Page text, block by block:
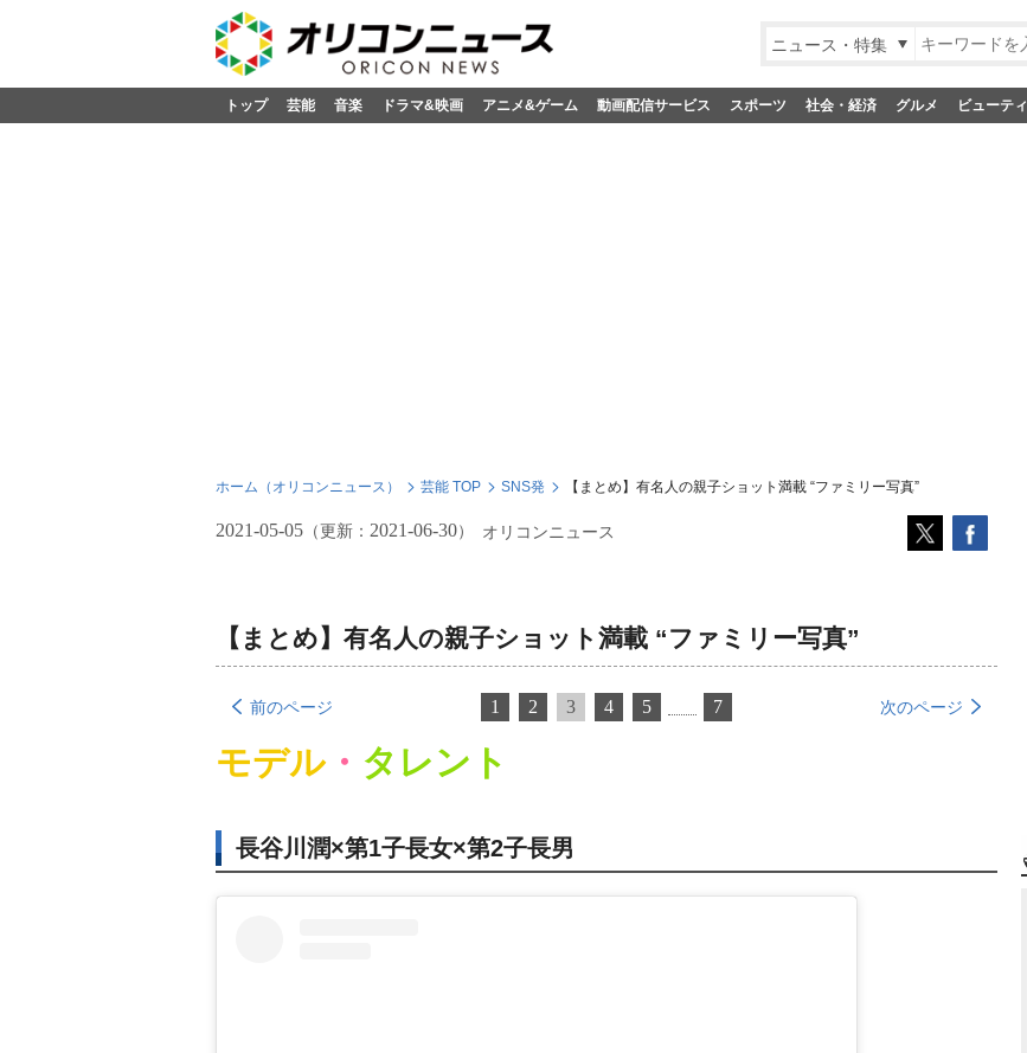
ニュース・特集
トップ 芸能 音楽 ドラマ&映画 アニメ&ゲーム 動画配信サービス スポーツ 社会・経済 グルメ ビューティ
ホーム（オリコンニュース） 芸能 TOP SNS発 【まとめ】有名人の親子ショット満載 “ファミリー写真”
2021-05-05 （更新： 2021-06-30） オリコンニュース
【まとめ】有名人の親子ショット満載 “ファミリー写真”
前のページ 1 2 3 4 5 7 次のページ
モデル・ タレント
長谷川潤×第1子長女×第2子長男